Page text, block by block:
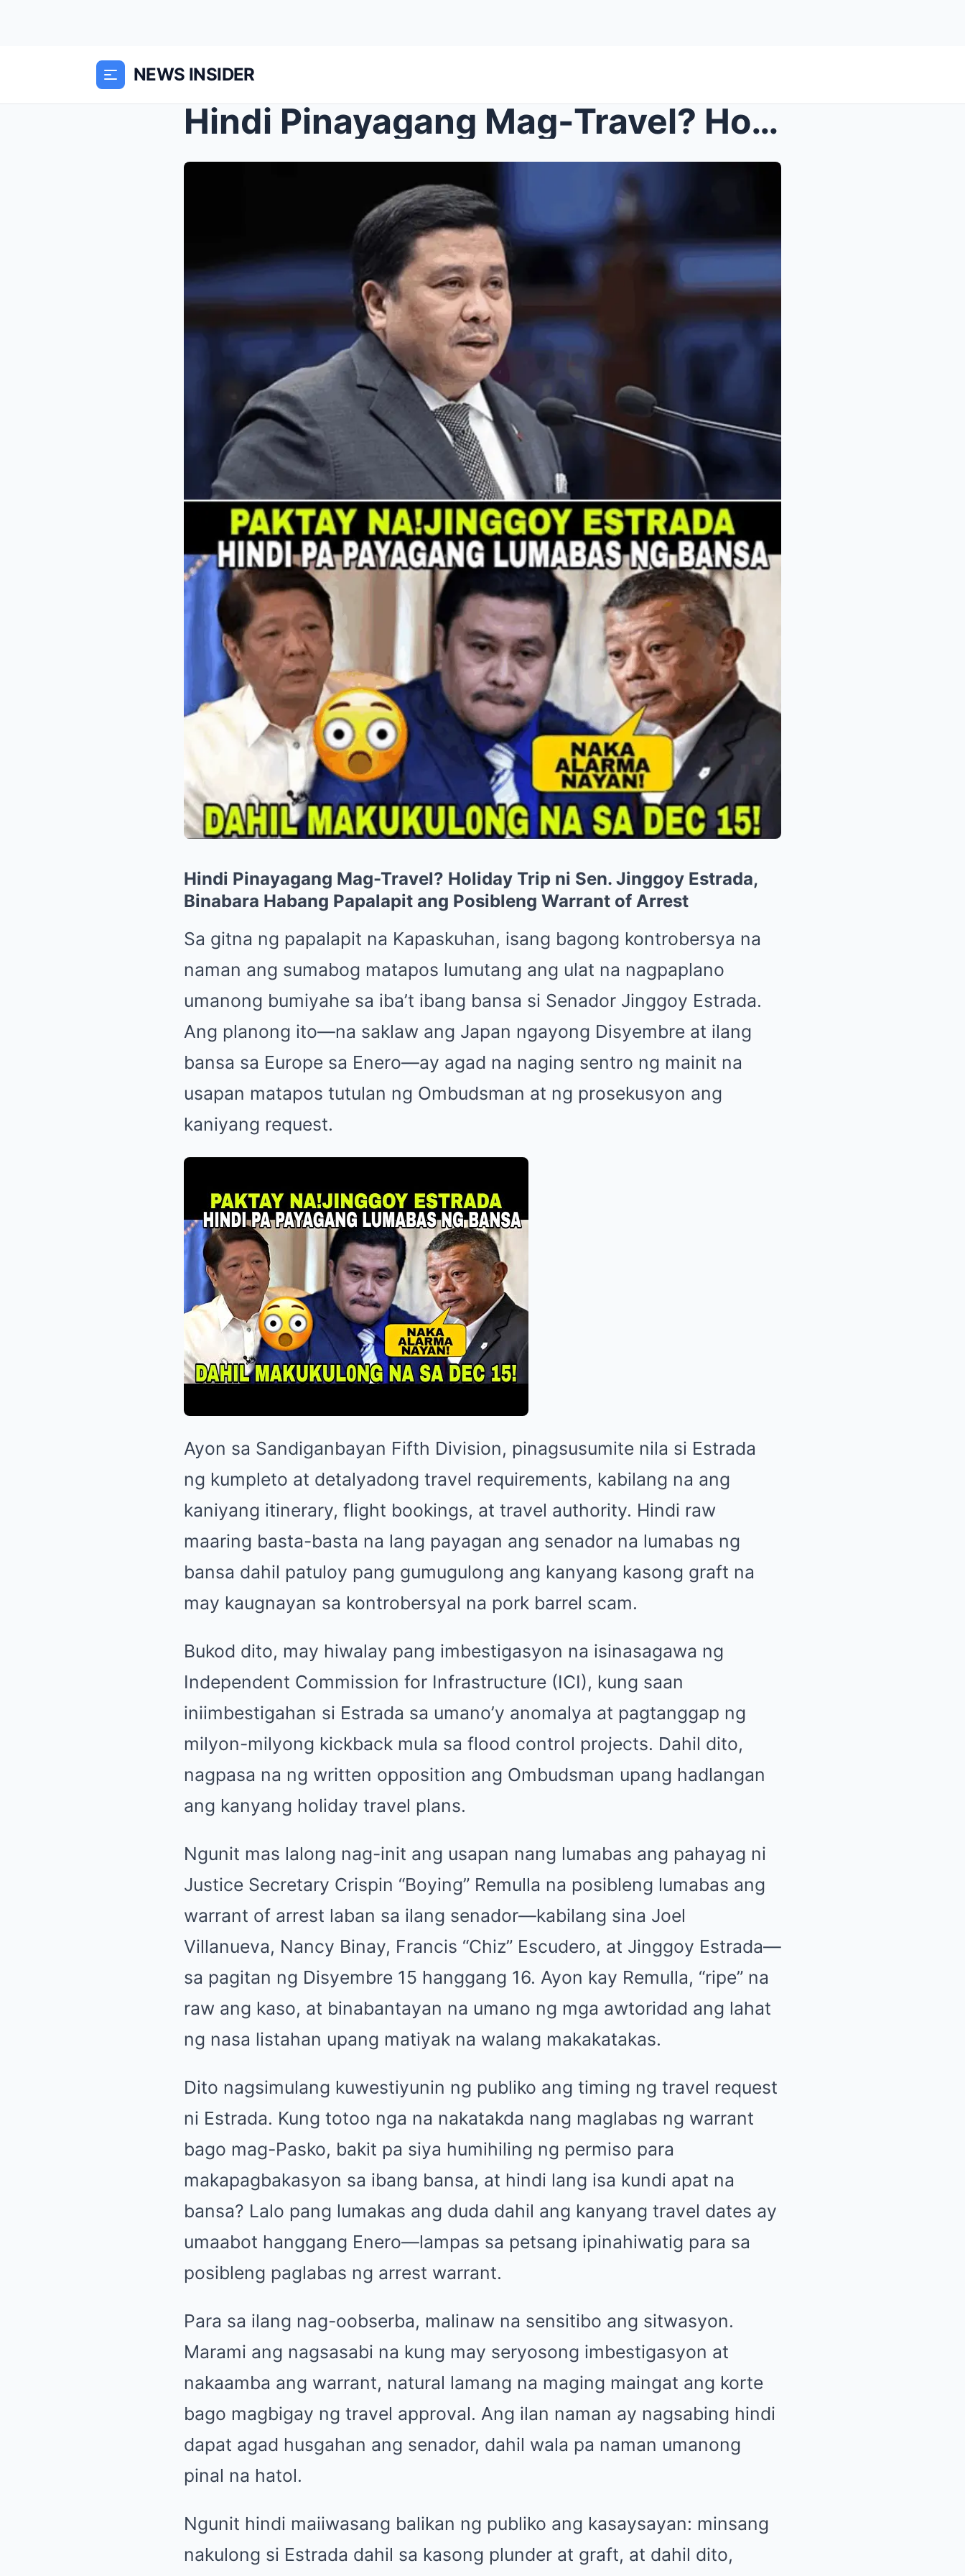
NEWS INSIDER
Hindi Pinayagang Mag-Travel? Holiday Trip ni Sen. ...
Hindi Pinayagang Mag-Travel? Holiday Trip ni Sen. Jinggoy Estrada,
Binabara Habang Papalapit ang Posibleng Warrant of Arrest
Sa gitna ng papalapit na Kapaskuhan, isang bagong kontrobersya na
naman ang sumabog matapos lumutang ang ulat na nagpaplano
umanong bumiyahe sa iba’t ibang bansa si Senador Jinggoy Estrada.
Ang planong ito—na saklaw ang Japan ngayong Disyembre at ilang
bansa sa Europe sa Enero—ay agad na naging sentro ng mainit na
usapan matapos tutulan ng Ombudsman at ng prosekusyon ang
kaniyang request.
Ayon sa Sandiganbayan Fifth Division, pinagsusumite nila si Estrada
ng kumpleto at detalyadong travel requirements, kabilang na ang
kaniyang itinerary, flight bookings, at travel authority. Hindi raw
maaring basta-basta na lang payagan ang senador na lumabas ng
bansa dahil patuloy pang gumugulong ang kanyang kasong graft na
may kaugnayan sa kontrobersyal na pork barrel scam.
Bukod dito, may hiwalay pang imbestigasyon na isinasagawa ng
Independent Commission for Infrastructure (ICI), kung saan
iniimbestigahan si Estrada sa umano’y anomalya at pagtanggap ng
milyon-milyong kickback mula sa flood control projects. Dahil dito,
nagpasa na ng written opposition ang Ombudsman upang hadlangan
ang kanyang holiday travel plans.
Ngunit mas lalong nag-init ang usapan nang lumabas ang pahayag ni
Justice Secretary Crispin “Boying” Remulla na posibleng lumabas ang
warrant of arrest laban sa ilang senador—kabilang sina Joel
Villanueva, Nancy Binay, Francis “Chiz” Escudero, at Jinggoy Estrada—
sa pagitan ng Disyembre 15 hanggang 16. Ayon kay Remulla, “ripe” na
raw ang kaso, at binabantayan na umano ng mga awtoridad ang lahat
ng nasa listahan upang matiyak na walang makakatakas.
Dito nagsimulang kuwestiyunin ng publiko ang timing ng travel request
ni Estrada. Kung totoo nga na nakatakda nang maglabas ng warrant
bago mag-Pasko, bakit pa siya humihiling ng permiso para
makapagbakasyon sa ibang bansa, at hindi lang isa kundi apat na
bansa? Lalo pang lumakas ang duda dahil ang kanyang travel dates ay
umaabot hanggang Enero—lampas sa petsang ipinahiwatig para sa
posibleng paglabas ng arrest warrant.
Para sa ilang nag-oobserba, malinaw na sensitibo ang sitwasyon.
Marami ang nagsasabi na kung may seryosong imbestigasyon at
nakaamba ang warrant, natural lamang na maging maingat ang korte
bago magbigay ng travel approval. Ang ilan naman ay nagsabing hindi
dapat agad husgahan ang senador, dahil wala pa naman umanong
pinal na hatol.
Ngunit hindi maiiwasang balikan ng publiko ang kasaysayan: minsang
nakulong si Estrada dahil sa kasong plunder at graft, at dahil dito,